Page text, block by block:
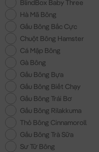
BlindBox Baby Three
Hà Mã Bông
Gấu Bông Bắc Cực
Chuột Bông Hamster
Cá Mập Bông
Gà Bông
Gấu Bông Bựa
Gấu Bông Biết Chạy
Gấu Bông Trái Bơ
Gấu Bông Rilakkuma
Thỏ Bông Cinnamoroll
Gấu Bông Trà Sữa
Sư Tử Bông